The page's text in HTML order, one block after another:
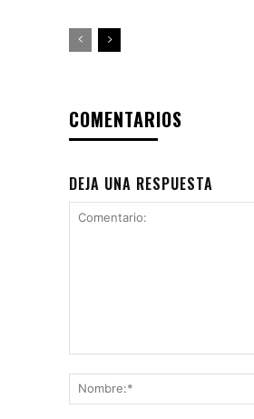
COMENTARIOS
DEJA UNA RESPUESTA